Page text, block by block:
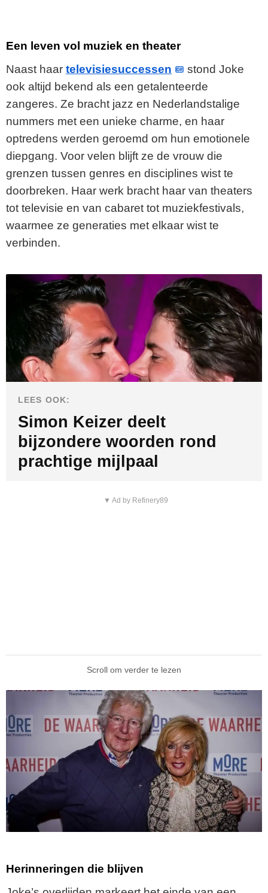
Een leven vol muziek en theater
Naast haar televisiesuccessen
stond Joke
ook altijd bekend als een getalenteerde
zangeres. Ze bracht jazz en Nederlandstalige
nummers met een unieke charme, en haar
optredens werden geroemd om hun emotionele
diepgang. Voor velen blijft ze de vrouw die
grenzen tussen genres en disciplines wist te
doorbreken. Haar werk bracht haar van theaters
tot televisie en van cabaret tot muziekfestivals,
waarmee ze generaties met elkaar wist te
verbinden.
LEES OOK:
Simon Keizer deelt
bijzondere woorden rond
prachtige mijlpaal
▼ Ad by Refinery89
Scroll om verder te lezen
Herinneringen die blijven